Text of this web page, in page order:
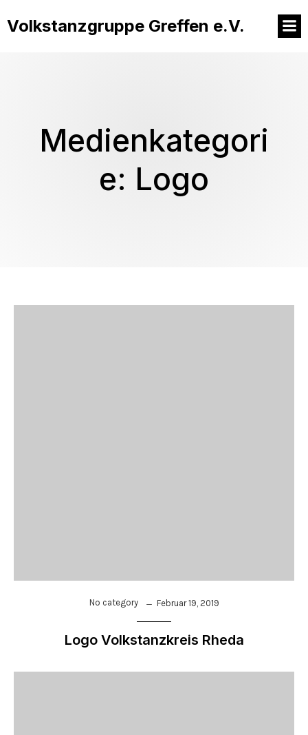
Volkstanzgruppe Greffen e.V.
Medienkategori
e: Logo
No category Februar 19, 2019
Logo Volkstanzkreis Rheda